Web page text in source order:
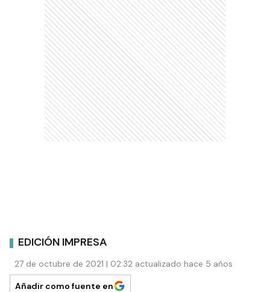
EDICIÓN IMPRESA
27 de octubre de 2021 | 02:32 actualizado hace 5 años
Añadir como fuente en